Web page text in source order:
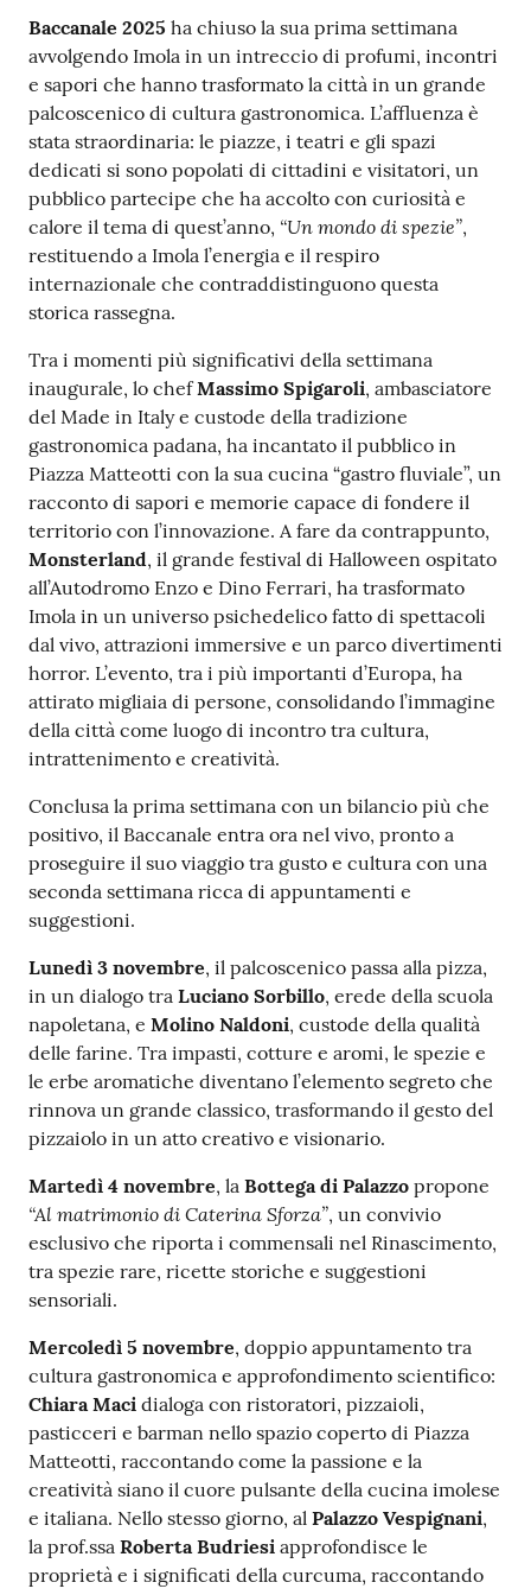
Contenuto
Baccanale 2025 ha chiuso la sua prima settimana
avvolgendo Imola in un intreccio di profumi, incontri
e sapori che hanno trasformato la città in un grande
palcoscenico di cultura gastronomica. L’affluenza è
stata straordinaria: le piazze, i teatri e gli spazi
dedicati si sono popolati di cittadini e visitatori, un
pubblico partecipe che ha accolto con curiosità e
calore il tema di quest’anno, “Un mondo di spezie”,
restituendo a Imola l’energia e il respiro
internazionale che contraddistinguono questa
storica rassegna.
Tra i momenti più significativi della settimana
inaugurale, lo chefMassimo Spigaroli, ambasciatore
del Made in Italy e custode della tradizione
gastronomica padana, ha incantato il pubblico in
Piazza Matteotti con la sua cucina “gastro fluviale”, un
racconto di sapori e memorie capace di fondere il
territorio con l’innovazione. A fare da contrappunto,
Monsterland, il grande festival di Halloween ospitato
all’Autodromo Enzo e Dino Ferrari, ha trasformato
Imola in un universo psichedelico fatto di spettacoli
dal vivo, attrazioni immersive e un parco divertimenti
horror. L’evento, tra i più importanti d’Europa, ha
attirato migliaia di persone, consolidando l’immagine
della città come luogo di incontro tra cultura,
intrattenimento e creatività.
Conclusa la prima settimana con un bilancio più che
positivo, il Baccanale entra ora nel vivo, pronto a
proseguire il suo viaggio tra gusto e cultura con una
seconda settimana ricca di appuntamenti e
suggestioni.
Lunedì 3 novembre, il palcoscenico passa alla pizza,
in un dialogo tra Luciano Sorbillo, erede della scuola
napoletana, e Molino Naldoni, custode della qualità
delle farine. Tra impasti, cotture e aromi, le spezie e
le erbe aromatiche diventano l’elemento segreto che
rinnova un grande classico, trasformando il gesto del
pizzaiolo in un atto creativo e visionario.
Martedì 4 novembre, la Bottega di Palazzo propone
“Al matrimonio di Caterina Sforza”, un convivio
esclusivo che riporta i commensali nel Rinascimento,
tra spezie rare, ricette storiche e suggestioni
sensoriali.
Mercoledì 5 novembre, doppio appuntamento tra
cultura gastronomica e approfondimento scientifico:
Chiara Maci dialoga con ristoratori, pizzaioli,
pasticceri e barman nello spazio coperto di Piazza
Matteotti, raccontando come la passione e la
creatività siano il cuore pulsante della cucina imolese
e italiana. Nello stesso giorno, al Palazzo Vespignani,
la prof.ssa Roberta Budriesi approfondisce le
proprietà e i significati della curcuma, raccontando